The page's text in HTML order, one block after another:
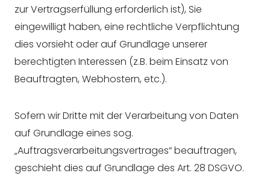
zur Vertragserfüllung erforderlich ist), Sie
eingewilligt haben, eine rechtliche Verpflichtung
dies vorsieht oder auf Grundlage unserer
berechtigten Interessen (z.B. beim Einsatz von
Beauftragten, Webhostern, etc.).
Sofern wir Dritte mit der Verarbeitung von Daten
auf Grundlage eines sog.
„Auftragsverarbeitungsvertrages“ beauftragen,
geschieht dies auf Grundlage des Art. 28 DSGVO.